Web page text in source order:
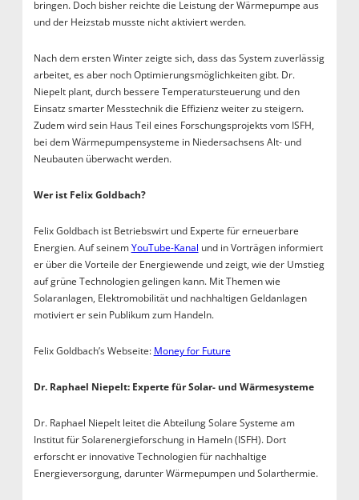
bringen. Doch bisher reichte die Leistung der Wärmepumpe aus
und der Heizstab musste nicht aktiviert werden.
Nach dem ersten Winter zeigte sich, dass das System zuverlässig
arbeitet, es aber noch Optimierungsmöglichkeiten gibt. Dr.
Niepelt plant, durch bessere Temperatursteuerung und den
Einsatz smarter Messtechnik die Effizienz weiter zu steigern.
Zudem wird sein Haus Teil eines Forschungsprojekts vom ISFH,
bei dem Wärmepumpensysteme in Niedersachsens Alt- und
Neubauten überwacht werden.
Wer ist Felix Goldbach?
Felix Goldbach ist Betriebswirt und Experte für erneuerbare
Energien. Auf seinemYouTube-Kanal und in Vorträgen informiert
er über die Vorteile der Energiewende und zeigt, wie der Umstieg
auf grüne Technologien gelingen kann. Mit Themen wie
Solaranlagen, Elektromobilität und nachhaltigen Geldanlagen
motiviert er sein Publikum zum Handeln.
Felix Goldbach’s Webseite: Money for Future
Dr. Raphael Niepelt: Experte für Solar- und Wärmesysteme
Dr. Raphael Niepelt leitet die Abteilung Solare Systeme am
Institut für Solarenergieforschung in Hameln (ISFH). Dort
erforscht er innovative Technologien für nachhaltige
Energieversorgung, darunter Wärmepumpen und Solarthermie.